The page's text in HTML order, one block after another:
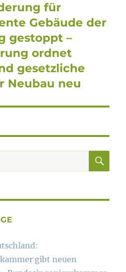
für
Gebäude der
gestoppt –
ordnet
gesetzliche
Neubau neu
gibt neuen